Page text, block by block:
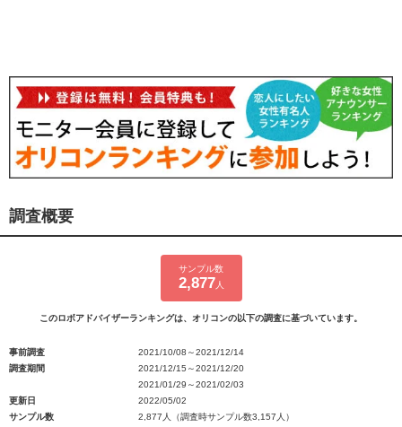
調査概要
サンプル数
2,877 人
このロボアドバイザーランキングは、オリコンの以下の調査に基づいています。
事前調査
2021/10/08～2021/12/14
調査期間
2021/12/15～2021/12/20
2021/01/29～2021/02/03
更新日
2022/05/02
サンプル数
2,877人（調査時サンプル数3,157人）